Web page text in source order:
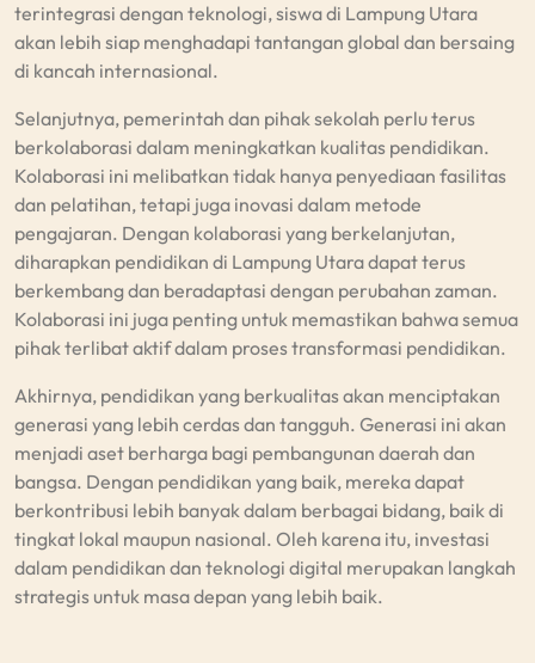
terintegrasi dengan teknologi, siswa di Lampung Utara
akan lebih siap menghadapi tantangan global dan bersaing
di kancah internasional.
Selanjutnya, pemerintah dan pihak sekolah perlu terus
berkolaborasi dalam meningkatkan kualitas pendidikan.
Kolaborasi ini melibatkan tidak hanya penyediaan fasilitas
dan pelatihan, tetapi juga inovasi dalam metode
pengajaran. Dengan kolaborasi yang berkelanjutan,
diharapkan pendidikan di Lampung Utara dapat terus
berkembang dan beradaptasi dengan perubahan zaman.
Kolaborasi ini juga penting untuk memastikan bahwa semua
pihak terlibat aktif dalam proses transformasi pendidikan.
Akhirnya, pendidikan yang berkualitas akan menciptakan
generasi yang lebih cerdas dan tangguh. Generasi ini akan
menjadi aset berharga bagi pembangunan daerah dan
bangsa. Dengan pendidikan yang baik, mereka dapat
berkontribusi lebih banyak dalam berbagai bidang, baik di
tingkat lokal maupun nasional. Oleh karena itu, investasi
dalam pendidikan dan teknologi digital merupakan langkah
strategis untuk masa depan yang lebih baik.